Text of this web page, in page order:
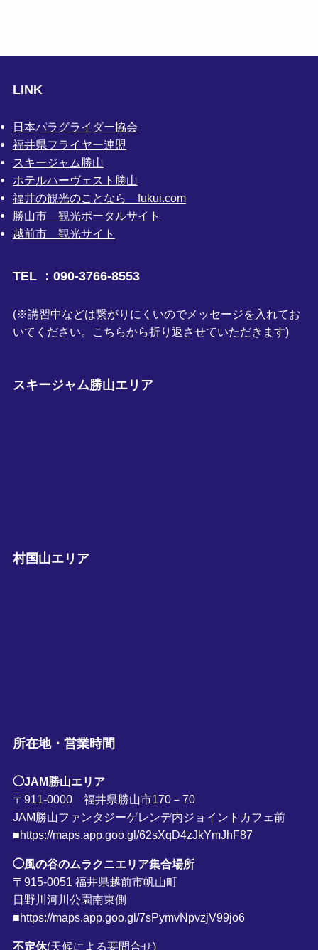
LINK
日本パラグライダー協会
福井県フライヤー連盟
スキージャム勝山
ホテルハーヴェスト勝山
福井の観光のことなら fukui.com
勝山市 観光ポータルサイト
越前市 観光サイト
TEL ：090-3766-8553
(※講習中などは繋がりにくいのでメッセージを入れてお
いてください。こちらから折り返させていただきます)
スキージャム勝山エリア
村国山エリア
所在地・営業時間
◯JAM勝山エリア
〒911-0000 福井県勝山市170－70
JAM勝山ファンタジーゲレンデ内ジョイントカフェ前
■https://maps.app.goo.gl/62sXqD4zJkYmJhF87
◯風の谷のムラクニエリア集合場所
〒915-0051 福井県越前市帆山町
日野川河川公園南東側
■https://maps.app.goo.gl/7sPymvNpvzjV99jo6
不定休(天候による要問合せ)